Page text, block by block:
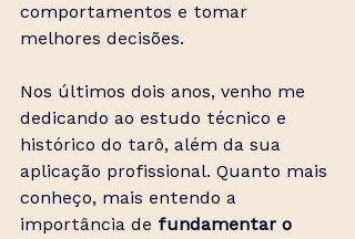
comportamentos e tomar
melhores decisões.
Nos últimos dois anos, venho me
dedicando ao estudo técnico e
histórico do tarô, além da sua
aplicação profissional. Quanto mais
conheço, mais entendo a
importância de fundamentar o